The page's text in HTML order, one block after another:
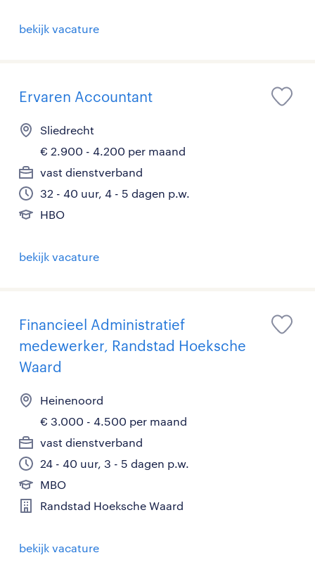
bekijk vacature
Ervaren Accountant
Sliedrecht
€ 2.900 - 4.200 per maand
vast dienstverband
32 - 40 uur, 4 - 5 dagen p.w.
HBO
bekijk vacature
Financieel Administratief
medewerker, Randstad Hoeksche
Waard
Heinenoord
€ 3.000 - 4.500 per maand
vast dienstverband
24 - 40 uur, 3 - 5 dagen p.w.
MBO
Randstad Hoeksche Waard
bekijk vacature